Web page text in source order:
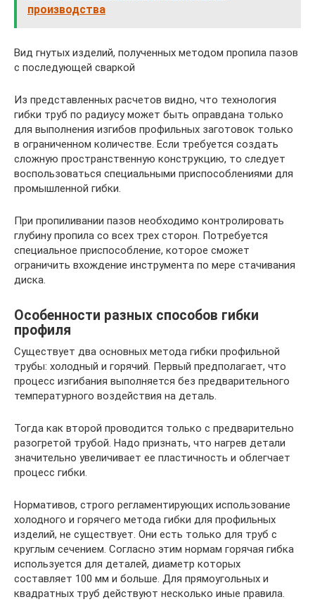
производства
Вид гнутых изделий, полученных методом пропила пазов
с последующей сваркой
Из представленных расчетов видно, что технология
гибки труб по радиусу может быть оправдана только
для выполнения изгибов профильных заготовок только
в ограниченном количестве. Если требуется создать
сложную пространственную конструкцию, то следует
воспользоваться специальными приспособлениями для
промышленной гибки.
При пропиливании пазов необходимо контролировать
глубину пропила со всех трех сторон. Потребуется
специальное приспособление, которое сможет
ограничить вхождение инструмента по мере стачивания
диска.
Особенности разных способов гибки
профиля
Существует два основных метода гибки профильной
трубы: холодный и горячий. Первый предполагает, что
процесс изгибания выполняется без предварительного
температурного воздействия на деталь.
Тогда как второй проводится только с предварительно
разогретой трубой. Надо признать, что нагрев детали
значительно увеличивает ее пластичность и облегчает
процесс гибки.
Нормативов, строго регламентирующих использование
холодного и горячего метода гибки для профильных
изделий, не существует. Они есть только для труб с
круглым сечением. Согласно этим нормам горячая гибка
используется для деталей, диаметр которых
составляет 100 мм и больше. Для прямоугольных и
квадратных труб действуют несколько иные правила.